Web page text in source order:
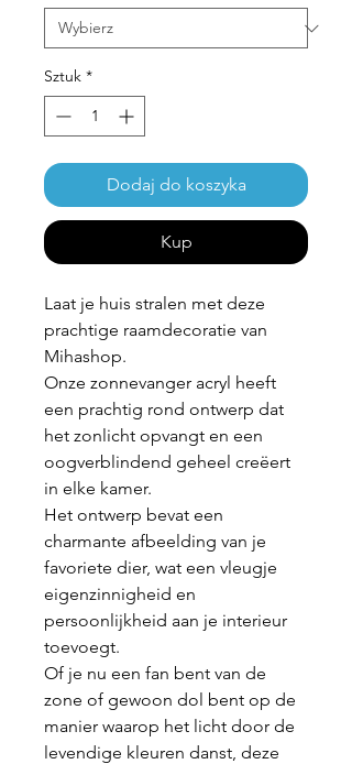
Sztuk *
Dodaj do koszyka
Kup
Laat je huis stralen met deze
prachtige raamdecoratie van
Mihashop.
Onze zonnevanger acryl heeft
een prachtig rond ontwerp dat
het zonlicht opvangt en een
oogverblindend geheel creëert
in elke kamer.
Het ontwerp bevat een
charmante afbeelding van je
favoriete dier, wat een vleugje
eigenzinnigheid en
persoonlijkheid aan je interieur
toevoegt.
Of je nu een fan bent van de
zone of gewoon dol bent op de
manier waarop het licht door de
levendige kleuren danst, deze